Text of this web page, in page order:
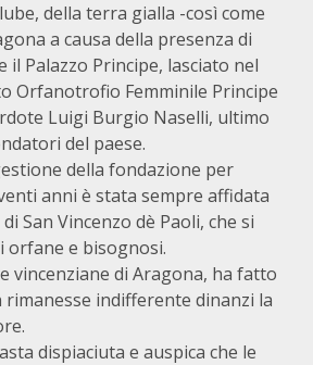
della terra gialla -così come
a causa della presenza di
il Palazzo Principe, lasciato nel
Orfanotrofio Femminile Principe
Luigi Burgio Naselli, ultimo
del paese.
della fondazione per
anni è stata sempre affidata
San Vincenzo dè Paoli, che si
orfane e bisognosi.
vincenziane di Aragona, ha fatto
rimanesse indifferente dinanzi la
dispiaciuta e auspica che le